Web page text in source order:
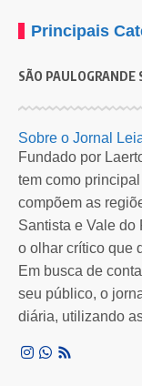
SÃO PAULO SAÚDE
Feira da Saúde
famílias
Evento da Faculdade
ações solidárias para…
Principais
SÃO PAULOGRANDE
Sobre o Jornal
Fundado por
tem como
compõem as
Santista e Vale do
o olhar crítico que
Em busca de
seu público, o
diária, utilizando